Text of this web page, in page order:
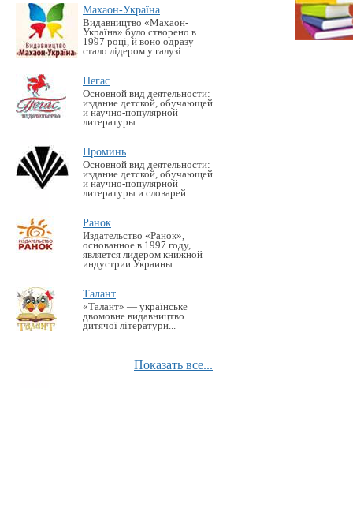
Махаон-Україна
Видавництво «Махаон-
Україна» було створено в
1997 році, й воно одразу
стало лідером у галузі...
Пегас
Основной вид деятельности:
издание детской, обучающей
и научно-популярной
литературы.
Проминь
Основной вид деятельности:
издание детской, обучающей
и научно-популярной
литературы и словарей...
Ранок
Издательство «Ранок»,
основанное в 1997 году,
является лидером книжной
индустрии Украины....
Талант
«Талант» — українське
двомовне видавництво
дитячої літератури...
Показать все...